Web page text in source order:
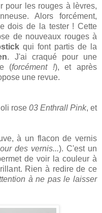
pour les rouges à lèvres,
Alors forcément,
dois de la tester ! Cette
de nouveaux rouges à
qui font partis de la
. J'ai craqué pour une
(forcément !), et après
une revue.
rose 03 Enthrall Pink, et
à un flacon de vernis
des vernis...). C'est un
de voir la couleur à
Rien à redire de ce
à ne pas le laisser